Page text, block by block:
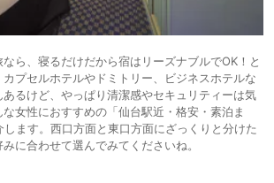
ら、寝るだけだから宿はリーズナブルでOK！と
プセルホテルやドミトリー、ビジネスホテルな
るけど、やっぱり清潔感やセキュリティーは気
女性におすすめの「仙台駅近・格安・素泊ま
します。西口方面と東口方面にざっくりと分けた
に合わせて選んでみてくださいね。